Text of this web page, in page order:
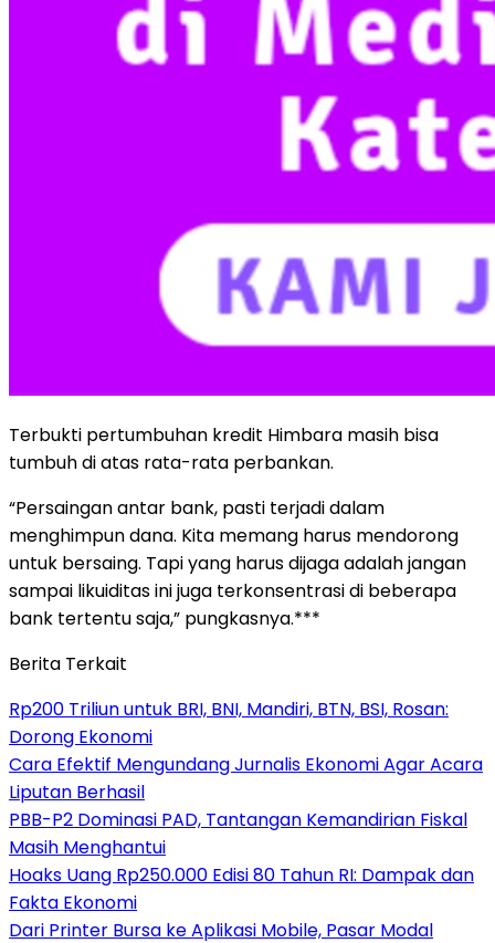
Terbukti pertumbuhan kredit Himbara masih bisa
tumbuh di atas rata-rata perbankan.
“Persaingan antar bank, pasti terjadi dalam
menghimpun dana. Kita memang harus mendorong
untuk bersaing. Tapi yang harus dijaga adalah jangan
sampai likuiditas ini juga terkonsentrasi di beberapa
bank tertentu saja,” pungkasnya.***
Berita Terkait
Rp200 Triliun untuk BRI, BNI, Mandiri, BTN, BSI, Rosan:
Dorong Ekonomi
Cara Efektif Mengundang Jurnalis Ekonomi Agar Acara
Liputan Berhasil
PBB-P2 Dominasi PAD, Tantangan Kemandirian Fiskal
Masih Menghantui
Hoaks Uang Rp250.000 Edisi 80 Tahun RI: Dampak dan
Fakta Ekonomi
Dari Printer Bursa ke Aplikasi Mobile, Pasar Modal